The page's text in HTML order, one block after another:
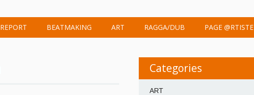
REPORT BEATMAKING ART RAGGA/DUB PAGE @RTISTE
Categories
ART